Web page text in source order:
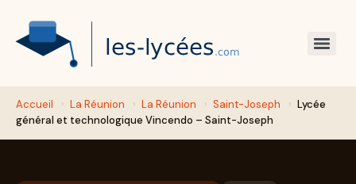
Accueil › La Réunion › La Réunion › Saint-Joseph › Lycée
général et technologique Vincendo – Saint-Joseph